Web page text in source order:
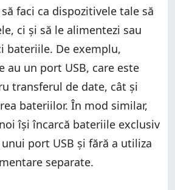
faci ca dispozitivele tale să
ci și să le alimentezi sau
bateriile. De exemplu,
au un port USB, care este
transferul de date, cât și
bateriilor. În mod similar,
își încarcă bateriile exclusiv
port USB și fără a utiliza
separate.